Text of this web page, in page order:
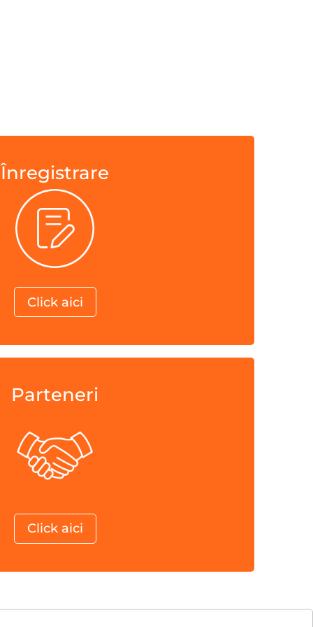
Înregistrare
Click aici
Parteneri
Click aici